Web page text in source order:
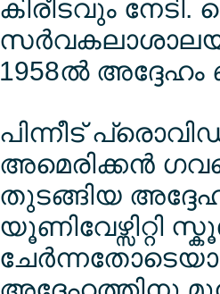
കിരീടവും
1958ല്‍ അദ്ദേഹം
പിന്നീട്
അമെരിക്കന്‍
തുടങ്ങിയ
യൂണിവേഴ്സിറ്റി